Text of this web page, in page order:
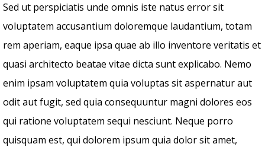
Sed ut perspiciatis unde omnis iste natus error sit
voluptatem accusantium doloremque laudantium, totam
rem aperiam, eaque ipsa quae ab illo inventore veritatis et
quasi architecto beatae vitae dicta sunt explicabo. Nemo
enim ipsam voluptatem quia voluptas sit aspernatur aut
odit aut fugit, sed quia consequuntur magni dolores eos
qui ratione voluptatem sequi nesciunt. Neque porro
quisquam est, qui dolorem ipsum quia dolor sit amet,